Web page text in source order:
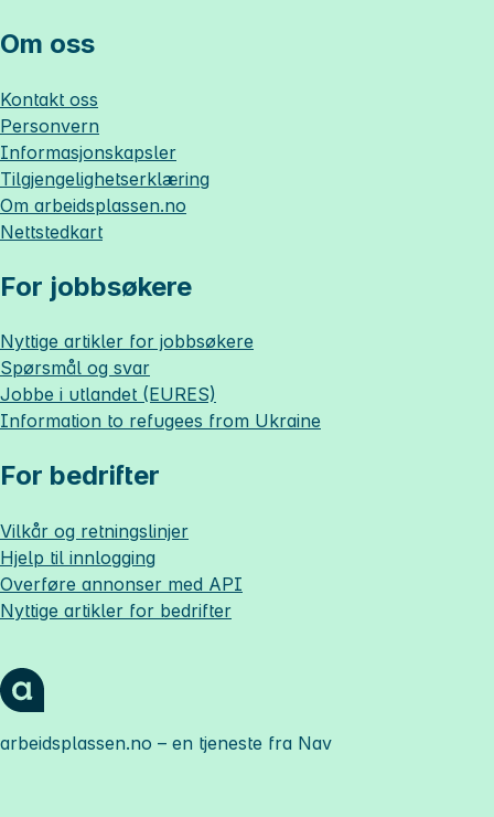
Om oss
Kontakt oss
Personvern
Informasjonskapsler
Tilgjengelighetserklæring
Om arbeidsplassen.no
Nettstedkart
For jobbsøkere
Nyttige artikler for jobbsøkere
Spørsmål og svar
Jobbe i utlandet (EURES)
Information to refugees from Ukraine
For bedrifter
Vilkår og retningslinjer
Hjelp til innlogging
Overføre annonser med API
Nyttige artikler for bedrifter
arbeidsplassen.no – en tjeneste fra Nav